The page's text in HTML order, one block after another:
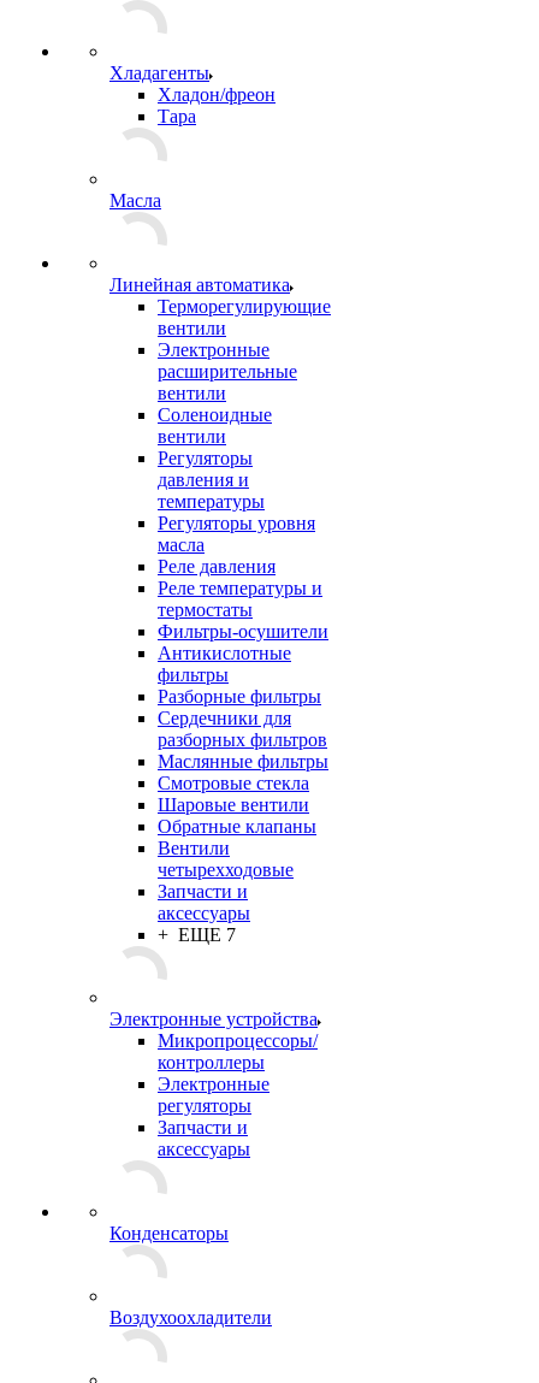
Хладагенты
Хладон/фреон
Тара
Масла
Линейная автоматика
Терморегулирующие
вентили
Электронные
расширительные
вентили
Соленоидные
вентили
Регуляторы
давления и
температуры
Регуляторы уровня
масла
Реле давления
Реле температуры и
термостаты
Фильтры-осушители
Антикислотные
фильтры
Разборные фильтры
Сердечники для
разборных фильтров
Маслянные фильтры
Смотровые стекла
Шаровые вентили
Обратные клапаны
Вентили
четырехходовые
Запчасти и
аксессуары
+ ЕЩЕ 7
Электронные устройства
Микропроцессоры/
контроллеры
Электронные
регуляторы
Запчасти и
аксессуары
Конденсаторы
Воздухоохладители